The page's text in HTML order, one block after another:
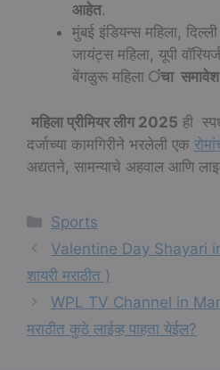
आहेत.
मुंबई इंडियन्स महिला,
जायंट्स महिला, यूपी
बेंगळुरू महिला ंचा
महिला प्रीमियर लीग 2025 ही
दर्जाच्या कामगिरीने भरलेली एक
अद्यतने, सामन्याचे अहवाल आणि
Categories
Sports
Valentine Day Shayari
शायरी मराठीत )
WPL TV Channel in
मराठीत कुठे लाईव्ह पाहता येईल?